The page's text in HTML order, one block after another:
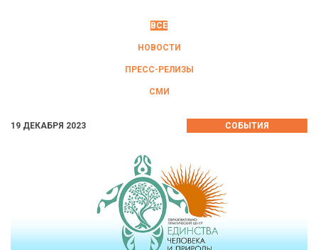
ВСЕ
НОВОСТИ
ПРЕСС-РЕЛИЗЫ
СМИ
19 ДЕКАБРЯ 2023 СОБЫТИЯ